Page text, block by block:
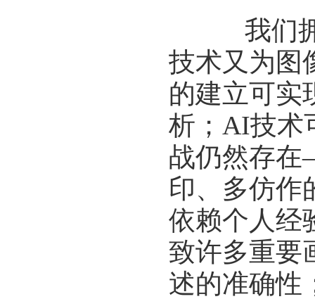
我们拥
技术又为
的建立可实
析；AI技术
战仍然存
印、多仿作
依赖个人经
致许多重要
述的准确性